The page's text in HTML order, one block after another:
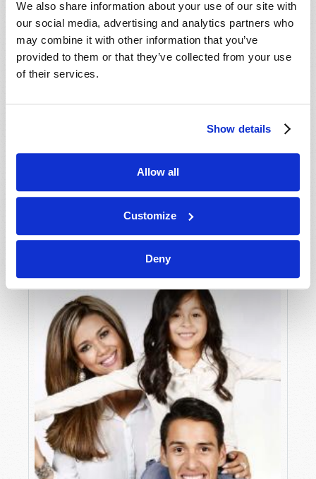
We also share information about your use of our site with
our social media, advertising and analytics partners who
may combine it with other information that you’ve
provided to them or that they’ve collected from your use
of their services.
Show details
Allow all
Customize
Deny
LE LIEN DE LA PRIÈRE